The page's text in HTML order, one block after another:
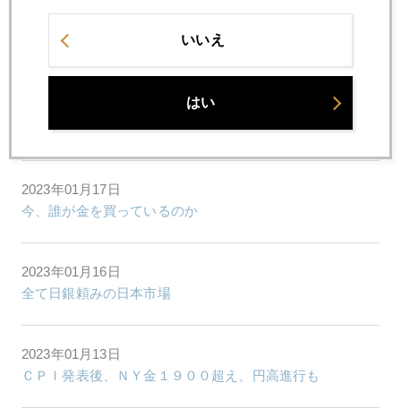
日銀は動かず、ＦＲＢはダメ押し利上げに動く
今日は注目の日銀会合、円建て金価格乱高下に要注意
2023年01月17日
今、誰が金を買っているのか
2023年01月16日
全て日銀頼みの日本市場
2023年01月13日
ＣＰＩ発表後、ＮＹ金１９００超え、円高進行も
いいえ
はい